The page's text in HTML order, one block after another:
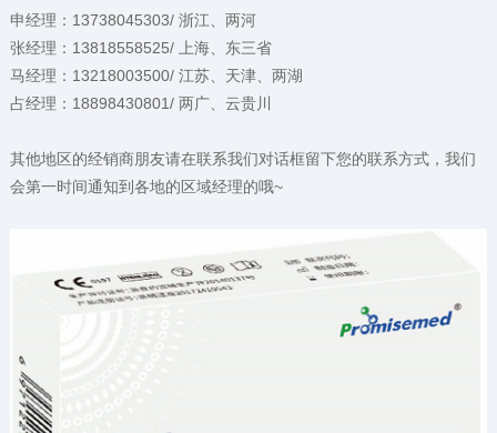
申经理：13738045303/ 浙江、两河
张经理：13818558525/ 上海、东三省
马经理：13218003500/ 江苏、天津、两湖
占经理：18898430801/ 两广、云贵川
其他地区的经销商朋友请在联系我们对话框留下您的联系方式，我们
会第一时间通知到各地的区域经理的哦~